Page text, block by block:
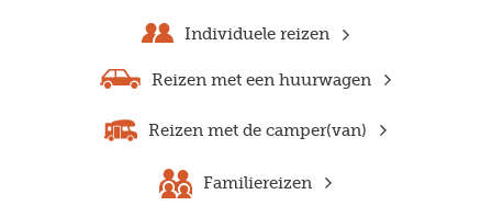
Individuele reizen
Reizen met een huurwagen
Reizen met de camper(van)
Familiereizen